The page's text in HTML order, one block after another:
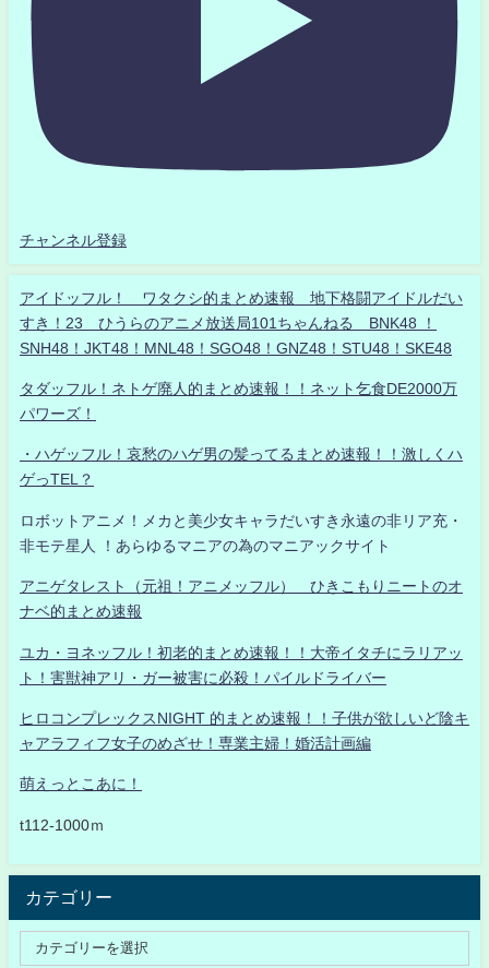
チャンネル登録
アイドッフル！ ワタクシ的まとめ速報 地下格闘アイドルだい
すき！23 ひうらのアニメ放送局101ちゃんねる BNK48 ！
SNH48！JKT48！MNL48！SGO48！GNZ48！STU48！SKE48
タダッフル！ネトゲ廃人的まとめ速報！！ネット乞食DE2000万
パワーズ！
・ハゲッフル！哀愁のハゲ男の髪ってるまとめ速報！！激しくハ
ゲっTEL？
ロボットアニメ！メカと美少女キャラだいすき永遠の非リア充・
非モテ星人 ！あらゆるマニアの為のマニアックサイト
アニゲタレスト（元祖！アニメッフル） ひきこもりニートのオ
ナベ的まとめ速報
ユカ・ヨネッフル！初老的まとめ速報！！大帝イタチにラリアッ
ト！害獣神アリ・ガー被害に必殺！パイルドライバー
ヒロコンプレックスNIGHT 的まとめ速報！！子供が欲しいど陰キ
ャアラフィフ女子のめざせ！専業主婦！婚活計画編
萌えっとこあに！
t112-1000ｍ
カテゴリー